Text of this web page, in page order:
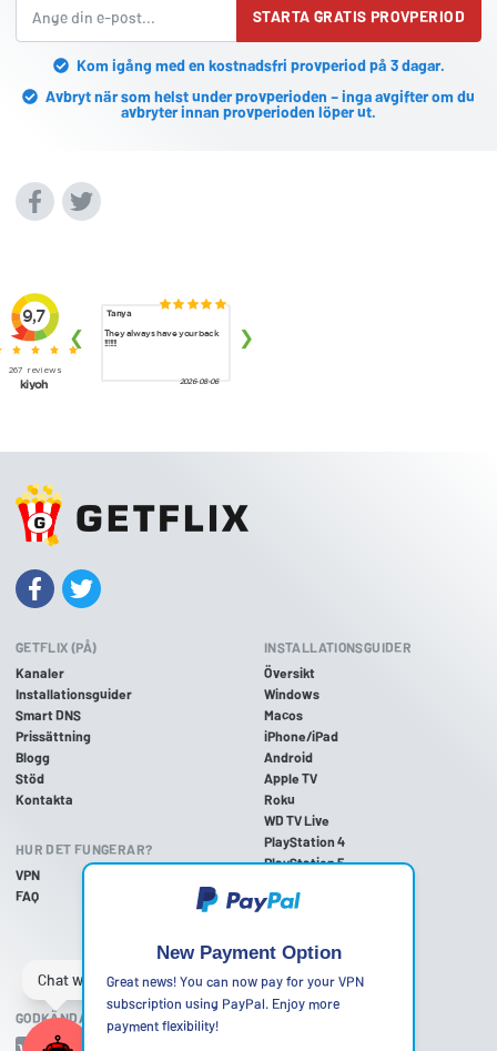
STARTA GRATIS PROVPERIOD
Kom igång med en kostnadsfri provperiod på 3 dagar.
Avbryt när som helst under provperioden – inga avgifter om du
avbryter innan provperioden löper ut.
GETFLIX (PÅ)
Kanaler
Installationsguider
Smart DNS
Prissättning
Blogg
Stöd
Kontakta
HUR DET FUNGERAR?
VPN
FAQ
INSTALLATIONSGUIDER
Översikt
Windows
Macos
iPhone/iPad
Android
Apple TV
Roku
WD TV Live
PlayStation 4
PlayStation 5
Xbox One
Nintendo Wii U
Nintendo Wii
GODKÄNDA BETALNINGSMETODER
New Payment Option
Great news! You can now pay for your VPN
subscription using PayPal. Enjoy more
payment flexibility!